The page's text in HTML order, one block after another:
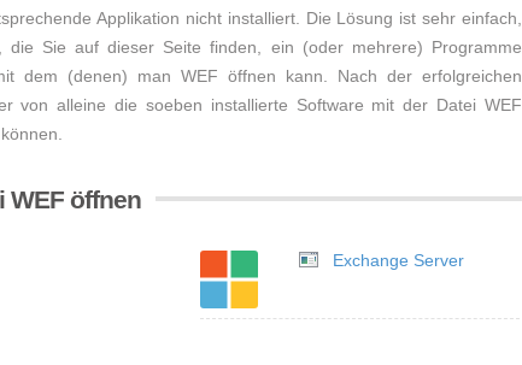
Applikation nicht installiert. Die Lösung ist sehr einfach,
Sie auf dieser Seite finden, ein (oder mehrere) Programme
dem (denen) man WEF öffnen kann. Nach der erfolgreichen
von alleine die soeben installierte Software mit der Datei WEF
WEF öffnen
Exchange Server